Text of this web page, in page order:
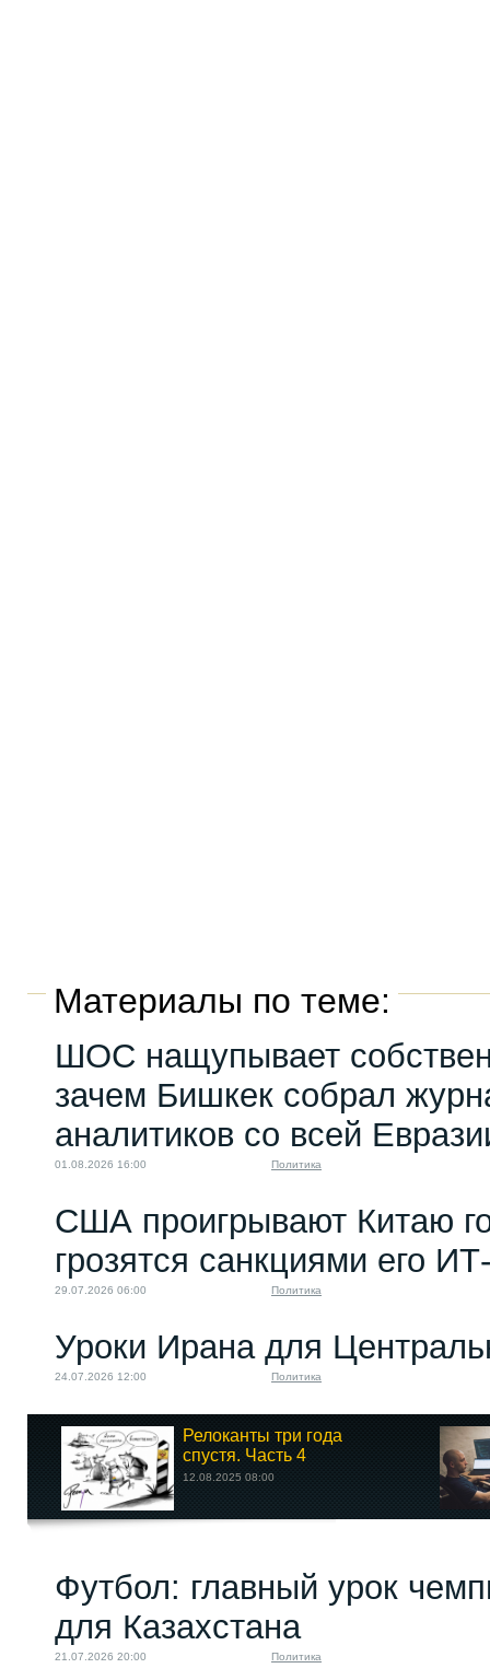
Материалы по теме:
ШОС нащупывает
зачем Бишкек собрал
аналитиков со всей
01.08.2026 16:00 Политика
США проигрывают Китаю
грозятся санкциями его
29.07.2026 06:00 Политика
Уроки Ирана для
24.07.2026 12:00 Политика
Релоканты три года
спустя. Часть 4
12.08.2025 08:00
Футбол: главный урок
для Казахстана
21.07.2026 20:00 Политика